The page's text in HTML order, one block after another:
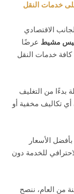
وخصومات تصل إلى 30% على خدمات النقل
الاقتصادي
مشيط عرضًا
خدمات النقل
بدءًا من التغليف
أي تكاليف مخفية أو
الأسعار
للخدمة دون
من العام، ننصح